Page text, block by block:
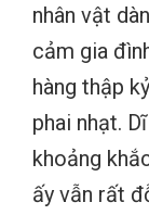
nhân vật
cảm gia
hàng thập
phai nhạt.
khoảng
ấy vẫn rất